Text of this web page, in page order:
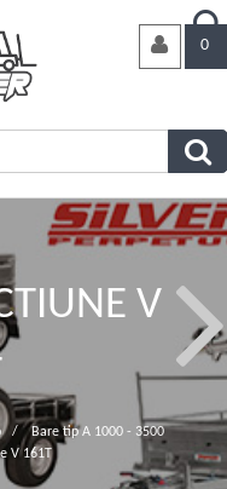

0

V
/
Bare tip A 1000 - 3500
V 161T